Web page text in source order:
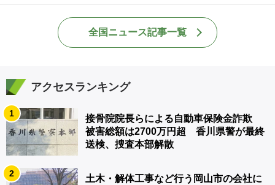
全国ニュース記事一覧
アクセスランキング
1
接骨院院長らによる自動車保険金詐欺
被害総額は2700万円超 香川県警が最終
送検、捜査本部解散
2
土木・解体工事など行う岡山市の会社に